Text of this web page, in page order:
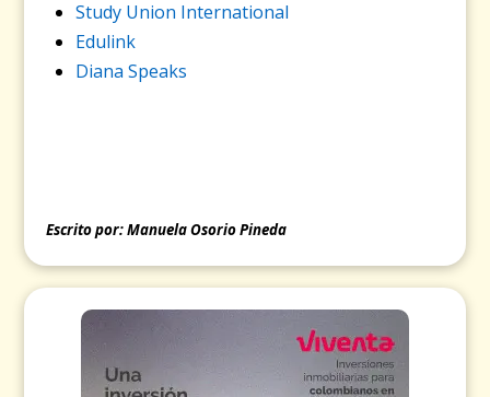
Study Union International
Edulink
Diana Speaks
Escrito por: Manuela Osorio Pineda